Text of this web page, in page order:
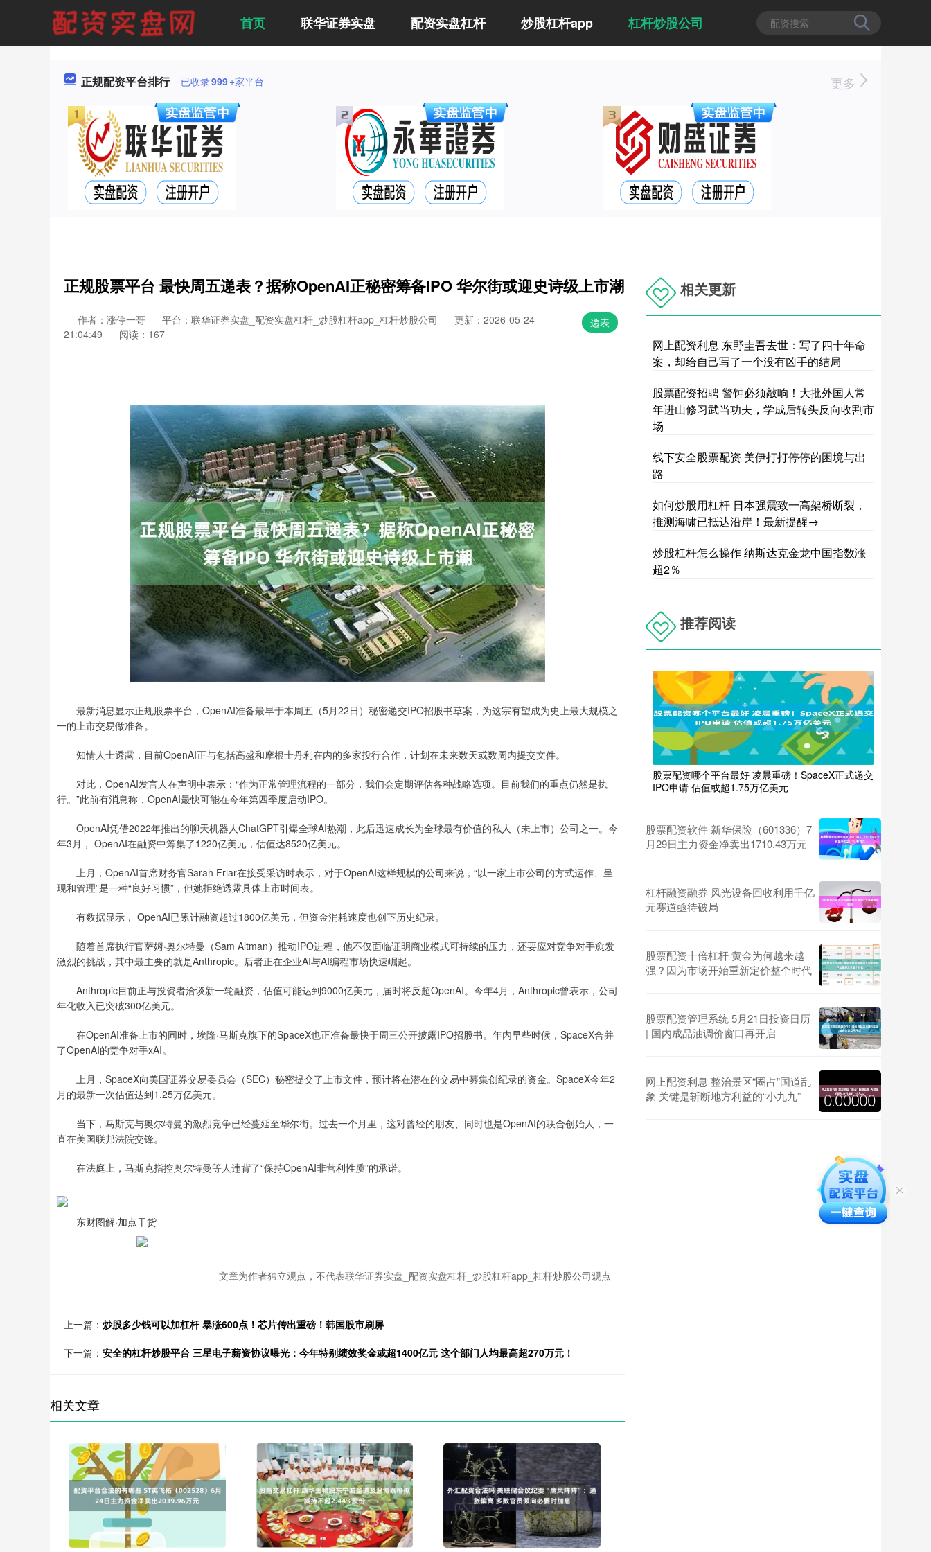
首页 联华证券实盘 配资实盘杠杆 炒股杠杆app 杠杆炒股公司
正规配资平台排行 已收录999+家平台 更多
正规股票平台 最快周五递表？据称OpenAI正秘密筹备IPO 华尔街或迎史诗级上市潮
递表
作者：涨停一哥 平台：联华证券实盘_配资实盘杠杆_炒股杠杆app_杠杆炒股公司
更新：2026-05-24
21:04:49
阅读：167
最新消息显示正规股票平台，OpenAI准备最早于本周五（5月22日）秘密递交IPO招股书草案，为这宗有望成为史上最大规模之
一的上市交易做准备。
知情人士透露，目前OpenAI正与包括高盛和摩根士丹利在内的多家投行合作，计划在未来数天或数周内提交文件。
对此，OpenAI发言人在声明中表示：“作为正常管理流程的一部分，我们会定期评估各种战略选项。目前我们的重点仍然是执
行。”此前有消息称，OpenAI最快可能在今年第四季度启动IPO。
OpenAI凭借2022年推出的聊天机器人ChatGPT引爆全球AI热潮，此后迅速成长为全球最有价值的私人（未上市）公司之一。今
年3月， OpenAI在融资中筹集了1220亿美元，估值达8520亿美元。
上月，OpenAI首席财务官Sarah Friar在接受采访时表示，对于OpenAI这样规模的公司来说，“以一家上市公司的方式运作、呈
现和管理”是一种“良好习惯”，但她拒绝透露具体上市时间表。
有数据显示， OpenAI已累计融资超过1800亿美元，但资金消耗速度也创下历史纪录。
随着首席执行官萨姆·奥尔特曼（Sam Altman）推动IPO进程，他不仅面临证明商业模式可持续的压力，还要应对竞争对手愈发
激烈的挑战，其中最主要的就是Anthropic。后者正在企业AI与AI编程市场快速崛起。
Anthropic目前正与投资者洽谈新一轮融资，估值可能达到9000亿美元，届时将反超OpenAI。今年4月，Anthropic曾表示，公司
年化收入已突破300亿美元。
在OpenAI准备上市的同时，埃隆·马斯克旗下的SpaceX也正准备最快于周三公开披露IPO招股书。年内早些时候，SpaceX合并
了OpenAI的竞争对手xAI。
上月，SpaceX向美国证券交易委员会（SEC）秘密提交了上市文件，预计将在潜在的交易中募集创纪录的资金。SpaceX今年2
月的最新一次估值达到1.25万亿美元。
当下，马斯克与奥尔特曼的激烈竞争已经蔓延至华尔街。过去一个月里，这对曾经的朋友、同时也是OpenAI的联合创始人，一
直在美国联邦法院交锋。
在法庭上，马斯克指控奥尔特曼等人违背了“保持OpenAI非营利性质”的承诺。
东财图解·加点干货
文章为作者独立观点，不代表联华证券实盘_配资实盘杠杆_炒股杠杆app_杠杆炒股公司观点
上一篇： 炒股多少钱可以加杠杆 暴涨600点！芯片传出重磅！韩国股市刷屏
下一篇： 安全的杠杆炒股平台 三星电子薪资协议曝光：今年特别绩效奖金或超1400亿元 这个部门人均最高超270万元！
相关文章
相关更新
网上配资利息 东野圭吾去世：写了四十年命
案，却给自己写了一个没有凶手的结局
股票配资招聘 警钟必须敲响！大批外国人常
年进山修习武当功夫，学成后转头反向收割市
场
线下安全股票配资 美伊打打停停的困境与出
路
如何炒股用杠杆 日本强震致一高架桥断裂，
推测海啸已抵达沿岸！最新提醒→
炒股杠杆怎么操作 纳斯达克金龙中国指数涨
超2％
推荐阅读
股票配资哪个平台最好 凌晨重磅！SpaceX正式递交
IPO申请 估值或超1.75万亿美元
股票配资软件 新华保险（601336）7
月29日主力资金净卖出1710.43万元
杠杆融资融券 风光设备回收利用千亿
元赛道亟待破局
股票配资十倍杠杆 黄金为何越来越
强？因为市场开始重新定价整个时代
股票配资管理系统 5月21日投资日历
| 国内成品油调价窗口再开启
网上配资利息 整治景区“圈占”国道乱
象 关键是斩断地方利益的“小九九”